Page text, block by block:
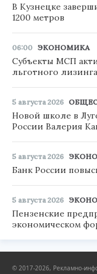
В Кузнецке
1200 метров
06:00 ЭКОНОМИКА
Субъекты МСП
льготного лизинга
5 августа 2026
Новой школе в
России Валерия
5 августа 2026
Банк России
5 августа 2026
Пензенские
экономическом
© 2017-2026, Рекламно-